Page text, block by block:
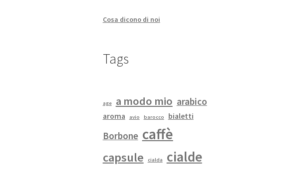
Cosa dicono di noi
Tags
age a modo mio arabico
aroma avio barocco bialetti
Borbone caffè
capsule cialda cialde